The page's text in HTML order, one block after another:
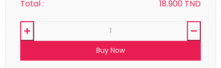
Total : 18.900 TND
Buy Now